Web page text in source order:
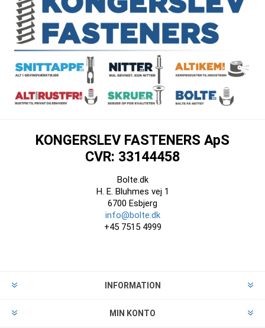
KONGERSLEV FASTENERS ApS
CVR: 33144458
Bolte.dk
H. E. Bluhmes vej 1
6700 Esbjerg
info@bolte.dk
+45 7515 4999
INFORMATION
MIN KONTO